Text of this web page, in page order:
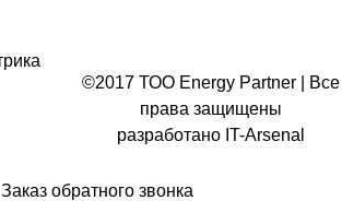
©2017 ТОО Energy Partner | Все
права защищены
разработано IT-Arsenal
Заказ обратного звонка